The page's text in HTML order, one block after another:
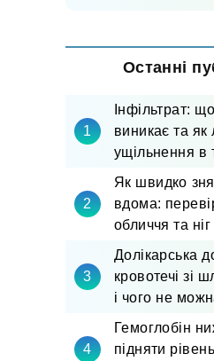
Останні
Інфільтрат:
виникає та як
ущільнення в
Як швидко
вдома:
обличчя та ніг
Долікарська
кровотечі зі
і чого не
Гемоглобін
підняти